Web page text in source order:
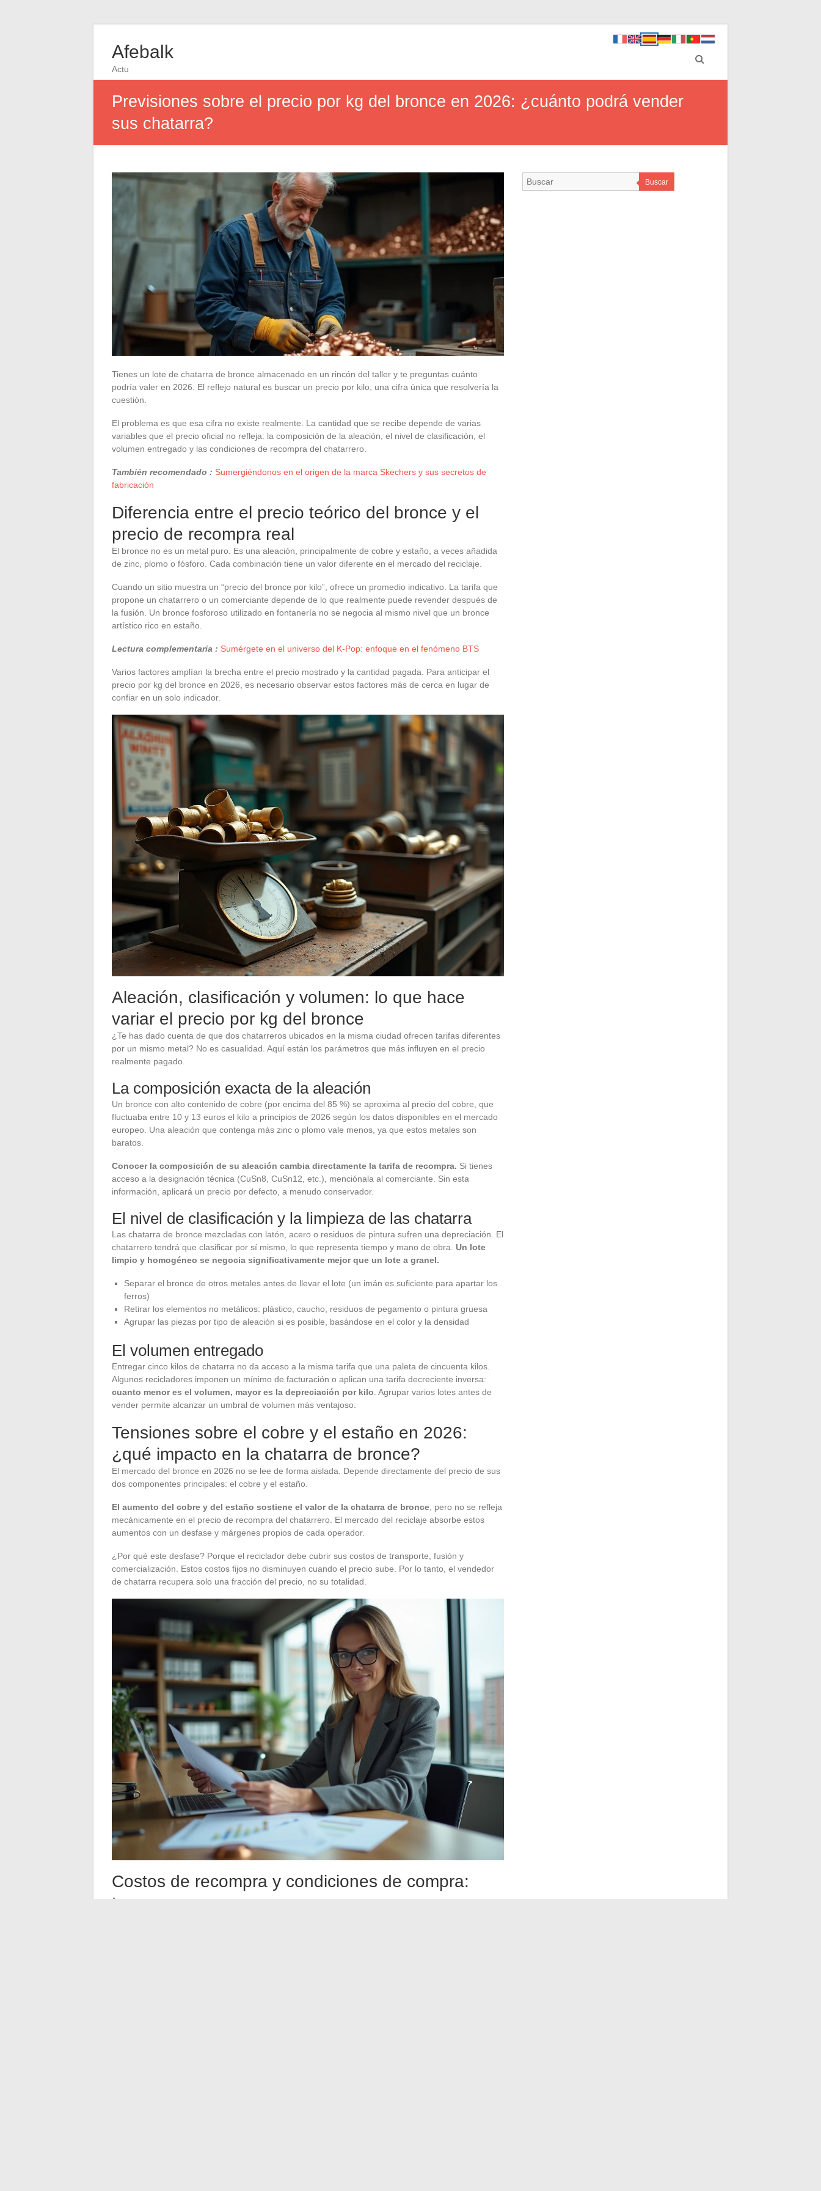
Afebalk
Actu
Previsiones sobre el precio por kg del bronce en 2026: ¿cuánto podrá vender
sus chatarra?
Tienes un lote de chatarra de bronce almacenado en un rincón del taller y te preguntas cuánto
podría valer en 2026. El reflejo natural es buscar un precio por kilo, una cifra única que resolvería la
cuestión.
El problema es que esa cifra no existe realmente. La cantidad que se recibe depende de varias
variables que el precio oficial no refleja: la composición de la aleación, el nivel de clasificación, el
volumen entregado y las condiciones de recompra del chatarrero.
También recomendado : Sumergiéndonos en el origen de la marca Skechers y sus secretos de
fabricación
Diferencia entre el precio teórico del bronce y el
precio de recompra real
El bronce no es un metal puro. Es una aleación, principalmente de cobre y estaño, a veces añadida
de zinc, plomo o fósforo. Cada combinación tiene un valor diferente en el mercado del reciclaje.
Cuando un sitio muestra un “precio del bronce por kilo”, ofrece un promedio indicativo. La tarifa que
propone un chatarrero o un comerciante depende de lo que realmente puede revender después de
la fusión. Un bronce fosforoso utilizado en fontanería no se negocia al mismo nivel que un bronce
artístico rico en estaño.
Lectura complementaria : Sumérgete en el universo del K-Pop: enfoque en el fenómeno BTS
Varios factores amplían la brecha entre el precio mostrado y la cantidad pagada. Para anticipar el
precio por kg del bronce en 2026, es necesario observar estos factores más de cerca en lugar de
confiar en un solo indicador.
Aleación, clasificación y volumen: lo que hace
variar el precio por kg del bronce
¿Te has dado cuenta de que dos chatarreros ubicados en la misma ciudad ofrecen tarifas diferentes
por un mismo metal? No es casualidad. Aquí están los parámetros que más influyen en el precio
realmente pagado.
La composición exacta de la aleación
Un bronce con alto contenido de cobre (por encima del 85 %) se aproxima al precio del cobre, que
fluctuaba entre 10 y 13 euros el kilo a principios de 2026 según los datos disponibles en el mercado
europeo. Una aleación que contenga más zinc o plomo vale menos, ya que estos metales son
baratos.
Conocer la composición de su aleación cambia directamente la tarifa de recompra. Si tienes
acceso a la designación técnica (CuSn8, CuSn12, etc.), menciónala al comerciante. Sin esta
información, aplicará un precio por defecto, a menudo conservador.
El nivel de clasificación y la limpieza de las chatarra
Las chatarra de bronce mezcladas con latón, acero o residuos de pintura sufren una depreciación. El
chatarrero tendrá que clasificar por sí mismo, lo que representa tiempo y mano de obra. Un lote
limpio y homogéneo se negocia significativamente mejor que un lote a granel.
Separar el bronce de otros metales antes de llevar el lote (un imán es suficiente para apartar los
ferros)
Retirar los elementos no metálicos: plástico, caucho, residuos de pegamento o pintura gruesa
Agrupar las piezas por tipo de aleación si es posible, basándose en el color y la densidad
El volumen entregado
Entregar cinco kilos de chatarra no da acceso a la misma tarifa que una paleta de cincuenta kilos.
Algunos recicladores imponen un mínimo de facturación o aplican una tarifa decreciente inversa:
cuanto menor es el volumen, mayor es la depreciación por kilo . Agrupar varios lotes antes de
vender permite alcanzar un umbral de volumen más ventajoso.
Tensiones sobre el cobre y el estaño en 2026:
¿qué impacto en la chatarra de bronce?
El mercado del bronce en 2026 no se lee de forma aislada. Depende directamente del precio de sus
dos componentes principales: el cobre y el estaño.
El aumento del cobre y del estaño sostiene el valor de la chatarra de bronce , pero no se refleja
mecánicamente en el precio de recompra del chatarrero. El mercado del reciclaje absorbe estos
aumentos con un desfase y márgenes propios de cada operador.
¿Por qué este desfase? Porque el reciclador debe cubrir sus costos de transporte, fusión y
comercialización. Estos costos fijos no disminuyen cuando el precio sube. Por lo tanto, el vendedor
de chatarra recupera solo una fracción del precio, no su totalidad.
Costos de recompra y condiciones de compra:
trampas a conocer
Buscar